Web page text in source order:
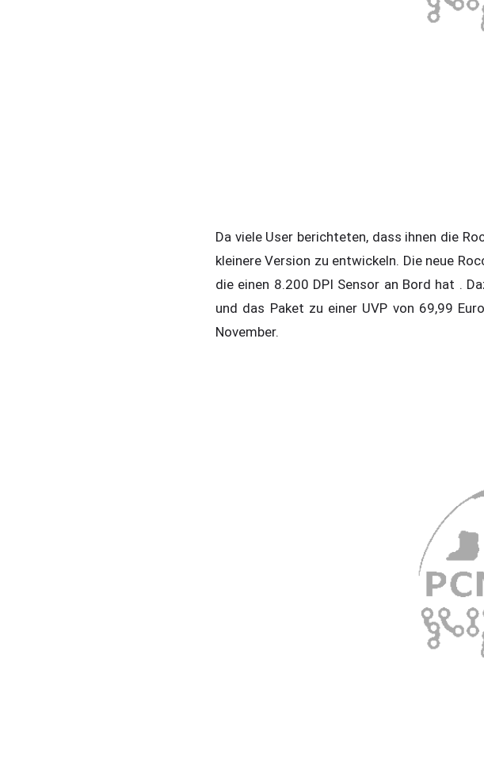
Da viele User berichteten, dass ihnen die
kleinere Version zu entwickeln. Die neue
die einen 8.200 DPI Sensor an Bord hat .
und das Paket zu einer UVP von 69,99
November.